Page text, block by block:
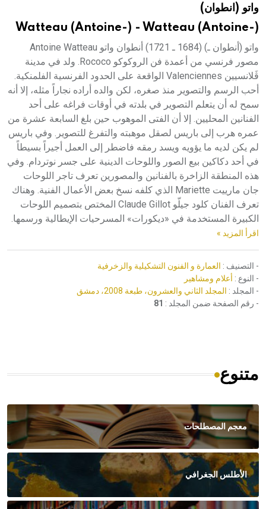
هيئة الموسوعة العربية تطلق موسوعات جديدة في عام 2026واتو (انطوان)
Watteau (Antoine-) - Watteau (Antoine-)
واتو (أنطوان ـ) (1684 ـ 1721) أنطوان واتو Antoine Watteau
مصور فرنسي من أعمدة فن الروكوكو Rococo. ولد في مدينة
ڤَلانسيين Valenciennes الواقعة على الحدود الفرنسية الفلمنكية.
أحب الرسم والتصوير منذ صغره، لكن والده أراده نجاراً مثله، إلا أنه
سمح له أن يتعلم التصوير في بلدته في أوقات فراغه على أحد
الفنانين المحليين. إلا أن الفتى الموهوب حين بلغ السابعة عشرة من
عمره هرب إلى باريس لصقل موهبته والتفرغ للتصوير. وفي باريس
لم يكن لديه ما يؤويه ويسد رمقه فاضطر إلى العمل أجيراً بسيطاً
في أحد دكاكين بيع الصور واللوحات الدينية على جسر نوتردام. وفي
هذه المنطقة الزاخرة بالفنانين والمصورين تعرف تاجر اللوحات
جان مارييت Mariette الذي كلفه نسخ بعض الأعمال الفنية. وهناك
تعرف الفنان كلود جيلّو Claude Gillot المختص بتصميم اللوحات
الكبيرة المستخدمة في «ديكورات» المسرحيات الإيطالية ورسمها.
اقرأ المزيد »
- التصنيف : العمارة و الفنون التشكيلية والزخرفية
- النوع : أعلام ومشاهير
- المجلد : المجلد الثاني والعشرون، طبعة 2008، دمشق
- رقم الصفحة ضمن المجلد : 81
متنوع
معجم المصطلحات
الأطلس الجغرافي